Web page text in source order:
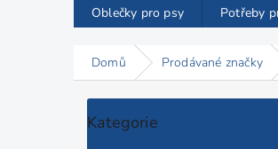
Oblečky pro psy Potřeby
Domů Prodávané značky
kategorie
Kategorie